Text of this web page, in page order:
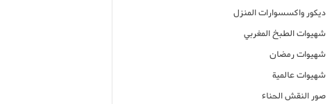
ديكور واكسسوارات المنزل
شهيوات الطبخ المغربي
شهيوات رمضان
شهيوات عالمية
صور النقش الحناء